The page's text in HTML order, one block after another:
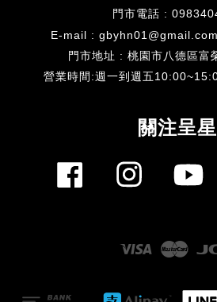
門市電話 :
E-mail :
門市地址 : 桃園市八德區富
營業時間:週一到週五
關注呈星
Facebook Instagram
Visa